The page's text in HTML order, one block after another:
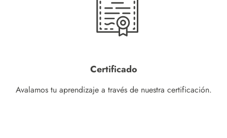
Certificado
Avalamos tu aprendizaje a través de nuestra certificación.